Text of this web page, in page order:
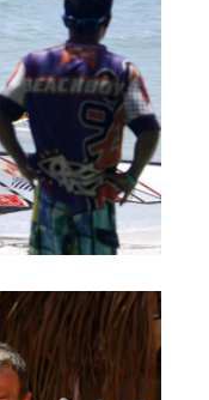
фойла
и SUP